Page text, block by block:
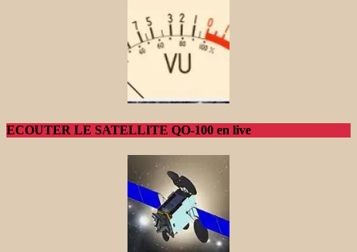
ECOUTER LE SATELLITE QO-100 en live